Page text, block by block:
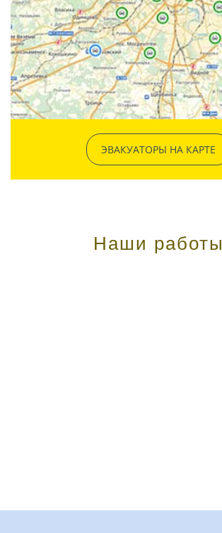
ЭВАКУАТОРЫ НА КАРТЕ
Наши работы